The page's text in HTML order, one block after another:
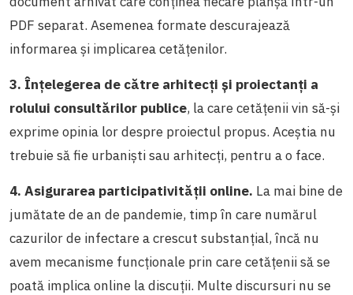
PDF separat. Asemenea formate descurajează
informarea și implicarea cetățenilor.
3. Înțelegerea de către arhitecți și proiectanți a
rolului consultărilor publice, la care cetățenii vin să-și
exprime opinia lor despre proiectul propus. Aceștia nu
trebuie să fie urbaniști sau arhitecți, pentru a o face.
4. Asigurarea participativității online. La mai bine de
jumătate de an de pandemie, timp în care numărul
cazurilor de infectare a crescut substanțial, încă nu
avem mecanisme funcționale prin care cetățenii să se
poată implica online la discuții. Multe discursuri nu se